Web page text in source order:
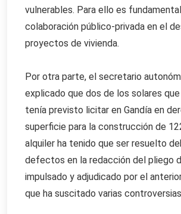
vulnerables. Para ello es
colaboración público-privada en el
proyectos de vivienda.
Por otra parte, el secretario
explicado que dos de los solares
tenía previsto licitar en Gandía en
superficie para la construcción de
alquiler ha tenido que ser resuelto
defectos en la redacción del pliego
impulsado y adjudicado por el
que ha suscitado varias